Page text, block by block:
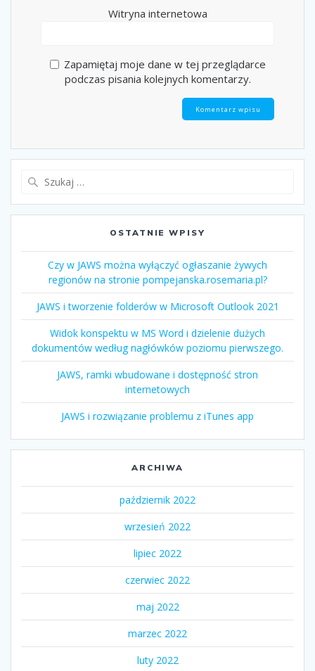
Witryna internetowa
Zapamiętaj moje dane w tej przeglądarce
podczas pisania kolejnych komentarzy.
OSTATNIE WPISY
Czy w JAWS można wyłączyć ogłaszanie żywych
regionów na stronie pompejanska.rosemaria.pl?
JAWS i tworzenie folderów w Microsoft Outlook 2021
Widok konspektu w MS Word i dzielenie dużych
dokumentów według nagłówków poziomu pierwszego.
JAWS, ramki wbudowane i dostępność stron
internetowych
JAWS i rozwiązanie problemu z iTunes app
ARCHIWA
październik 2022
wrzesień 2022
lipiec 2022
czerwiec 2022
maj 2022
marzec 2022
luty 2022